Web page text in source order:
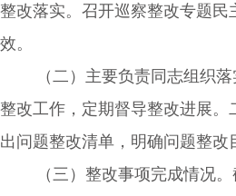
整改落实。召开巡察整改专题
效。
（二）主要负责同志组织落实
整改工作，定期督导整改进展
出问题整改清单，明确问题整
（三）整改事项完成情况。截